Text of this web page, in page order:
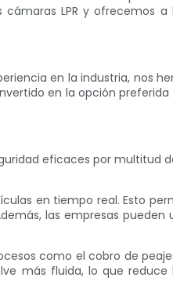
LPR y ofrecemos
en la industria, nos
en la opción
eficaces por multitud
en tiempo real. Esto
las empresas pueden
como el cobro de
más fluida, lo que